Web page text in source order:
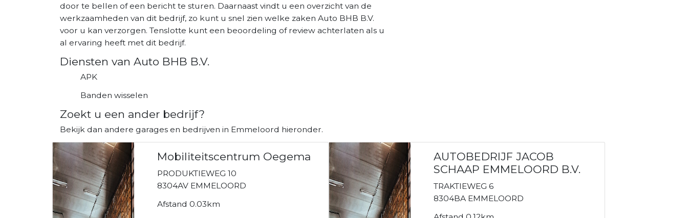
door te bellen of een bericht te sturen. Daarnaast vindt u een overzicht van de
werkzaamheden van dit bedrijf, zo kunt u snel zien welke zaken Auto BHB B.V.
voor u kan verzorgen. Tenslotte kunt een beoordeling of review achterlaten als u
al ervaring heeft met dit bedrijf.
Diensten van Auto BHB B.V.
APK
Banden wisselen
Zoekt u een ander bedrijf?
Bekijk dan andere garages en bedrijven in Emmeloord hieronder.
Mobiliteitscentrum Oegema
PRODUKTIEWEG 10
8304AV EMMELOORD
Afstand 0.03km
AUTOBEDRIJF JACOB
SCHAAP EMMELOORD B.V.
TRAKTIEWEG 6
8304BA EMMELOORD